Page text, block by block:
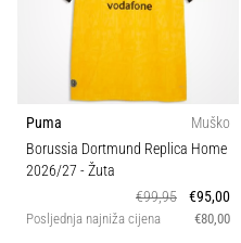
Puma
Muško
Borussia Dortmund Replica Home
2026/27 - Žuta
€99,95
€95,00
Posljednja najniža cijena €80,00